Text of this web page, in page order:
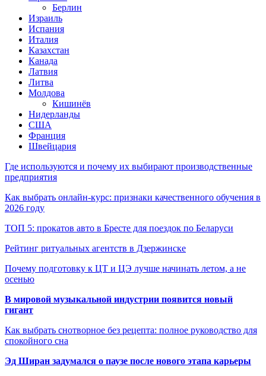
Берлин
Израиль
Испания
Италия
Казахстан
Канада
Латвия
Литва
Молдова
Кишинёв
Нидерланды
США
Франция
Швейцария
Где используются и почему их выбирают производственные
предприятия
Как выбрать онлайн-курс: признаки качественного обучения в
2026 году
ТОП 5: прокатов авто в Бресте для поездок по Беларуси
Рейтинг ритуальных агентств в Дзержинске
Почему подготовку к ЦТ и ЦЭ лучше начинать летом, а не
осенью
В мировой музыкальной индустрии появится новый
гигант
Как выбрать снотворное без рецепта: полное руководство для
спокойного сна
Эд Ширан задумался о паузе после нового этапа карьеры